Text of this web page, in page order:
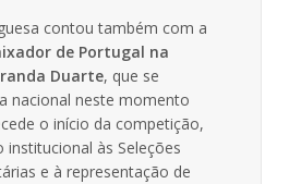
contou também com a
de Portugal na
Duarte, que se
nacional neste momento
o início da competição,
às Seleções
e à representação de